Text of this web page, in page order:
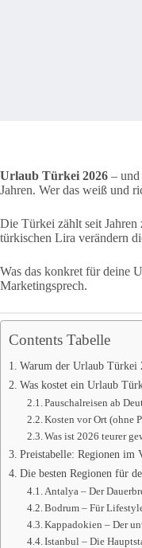
Urlaub Türkei 2026 –
Jahren. Wer das weiß und
Die Türkei zählt seit Jahren
türkischen Lira verändern
Was das konkret für deine
Marketingsprech.
Contents Tabelle
Warum der Urlaub Türkei
Was kostet ein Urlaub
Pauschalreisen ab
Kosten vor Ort (ohne
Was ist 2026 teurer
Preistabelle: Regionen im
Die besten Regionen für
Antalya – Der
Bodrum – Für
Kappadokien – Der
Istanbul – Die